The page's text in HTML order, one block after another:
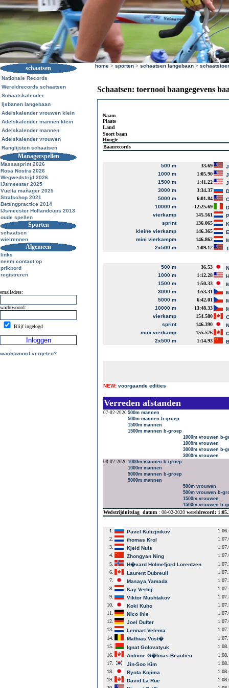
schaatsen
Nationale Records
Wereldrecords schaatsen
Schaatskalender
Ijsbanen langebaan
Adelskalender vrouwen klein
Adelskalender mannen klein
Adelskalender mannen
Adelskalender vrouwen
Ranglijsten schaatsen
Managerspellen
Massasprint 2026
Rosa Nostra 2026
Wegwedstrijd 2026
IJsmeester 2025
Vuelta mañager 2025
Strafschop 2021
Bettingpractice 2014
IJsmeester Hollandcups 2013
oude spellen
Sporten
schaatsen
wielrennen
Algemeen
links
neem contact op
prikbord
registreren
emailadres:
wachtwoord:
Blijf ingelogd
wachtwoord vergeten?
home > sporten > schaatsen langebaan >
Schaatsen: toernooi baangegevens
Naam
Plaats
Land
Soort baan
Hoogte
Baanrecords
500 m 33.69
1000 m
1:05.90
1500 m
1:41.22
3000 m
3:34.37
5000 m
6:01.84
10000 m
12:25.69
vierkamp
145.561
sprint
136.065
kleine vierkamp
146.365
mini vierkampm
146.862
2x500 m
1:09.12
500 m 36.53
1000 m
1:12.28
1500 m
1:50.33
3000 m
3:53.31
5000 m
6:42.01
10000 m
13:48.33
vierkamp
154.580
sprint
146.390
mini vierkamp
155.576
2x500 m
1:14.93
NEW: voorgaande edities
Verreden afstanden
07-02-2020 500m mannen
500m mannen b-groep
1500m mannen
1500m mannen b-groep
1000m vrouwen b-
1000m vrouwen
3000m vrouwen b-
3000m vrouwen
08-02-2020 1000m mannen b-groep
1000m mannen
5000m mannen b-groep
5000m mannen
500m vrouwen
500m vrouwen b-
1500m vrouwen
1500m vrouwen b-
Wedstrijduitslag datum : 08-02-2020 wereldrecord:
1. Pavel Kulizjnikov
2.
thomas Krol
3.
Kjeld Nuis
4.
Zhongyan Ning
5.
H�vard Holmefjord Lorentzen
6.
Laurent Dubreuil
7.
Masaya Yamada
8.
Kay Verbij
9.
Viktor Mushtakov
10.
Koki Kubo
11.
Nico Ihle
12.
Joel Dufter
13.
Lennart Velema
14.
Mathias Vost�
15.
Ignat Golovatyuk
16.
Antoine G�linas-Beaulieu
17.
Jin-Soo Kim
18.
Ryota Kojima
19.
David La Rue